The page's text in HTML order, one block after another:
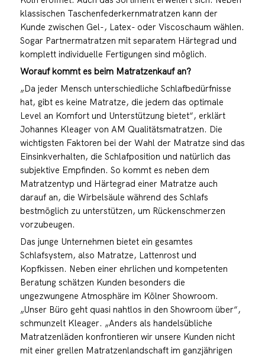
klassischen Taschenfederkernmatratzen kann der
Kunde zwischen Gel-, Latex- oder Viscoschaum wählen.
Sogar Partnermatratzen mit separatem Härtegrad und
komplett individuelle Fertigungen sind möglich.
Worauf kommt es beim Matratzenkauf an?
„Da jeder Mensch unterschiedliche Schlafbedürfnisse
hat, gibt es keine Matratze, die jedem das optimale
Level an Komfort und Unterstützung bietet“, erklärt
Johannes Kleager von AM Qualitätsmatratzen. Die
wichtigsten Faktoren bei der Wahl der Matratze sind das
Einsinkverhalten, die Schlafposition und natürlich das
subjektive Empfinden. So kommt es neben dem
Matratzentyp und Härtegrad einer Matratze auch
darauf an, die Wirbelsäule während des Schlafs
bestmöglich zu unterstützen, um Rückenschmerzen
vorzubeugen.
Das junge Unternehmen bietet ein gesamtes
Schlafsystem, also Matratze, Lattenrost und
Kopfkissen. Neben einer ehrlichen und kompetenten
Beratung schätzen Kunden besonders die
ungezwungene Atmosphäre im Kölner Showroom.
„Unser Büro geht quasi nahtlos in den Showroom über“,
schmunzelt Kleager. „Anders als handelsübliche
Matratzenläden konfrontieren wir unsere Kunden nicht
mit einer grellen Matratzenlandschaft im ganzjährigen